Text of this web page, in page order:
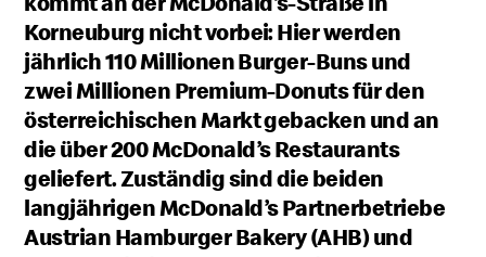
Korneuburg nicht vorbei: Hier werden
jährlich 110 Millionen Burger-Buns und
zwei Millionen Premium-Donuts für den
österreichischen Markt gebacken und an
die über 200 McDonald’s Restaurants
geliefert. Zuständig sind die beiden
langjährigen McDonald’s Partnerbetriebe
Austrian Hamburger Bakery (AHB) und